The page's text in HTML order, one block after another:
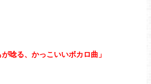
が唸る、かっこいいボカロ曲」